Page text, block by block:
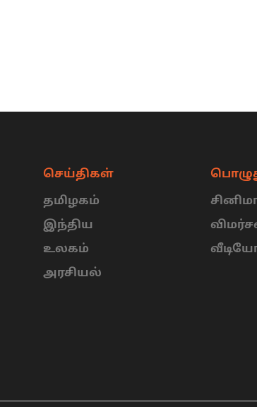
செய்திகள்
தமிழகம்
இந்திய
உலகம்
அரசியல்